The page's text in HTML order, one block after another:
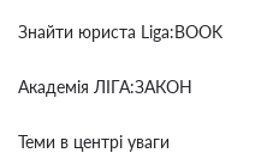
Знайти юриста Liga:BOOK
Академія ЛІГА:ЗАКОН
Теми в центрі уваги